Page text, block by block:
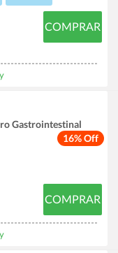
COMPRAR
16% Off
Gastrointestinal
COMPRAR